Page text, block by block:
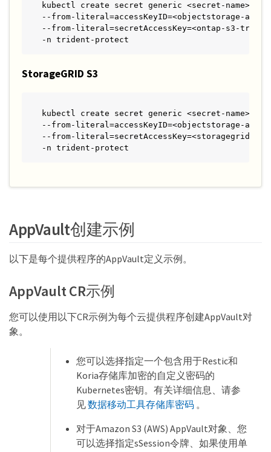
kubectl create secret generic <secret-name> \
--from-literal=accessKeyID=<objectstorage-
--from-literal=secretAccessKey=<ontap-s3-
-n trident-protect
StorageGRID S3
kubectl create secret generic <secret-name> \
--from-literal=accessKeyID=<objectstorage-
--from-literal=secretAccessKey=<storagegrid-
-n trident-protect
AppVault创建示例
以下是每个提供程序的AppVault定义示例。
AppVault CR示例
您可以使用以下CR示例为每个云提供程序创建AppVault对
象。
您可以选择指定一个包含用于Restic和
Koria存储库加密的自定义密码的
Kubernetes密钥。有关详细信息、请参
见数据移动工具存储库密码 。
对于Amazon S3 (AWS) AppVault对象、您
可以选择指定sSession令牌、如果使用单